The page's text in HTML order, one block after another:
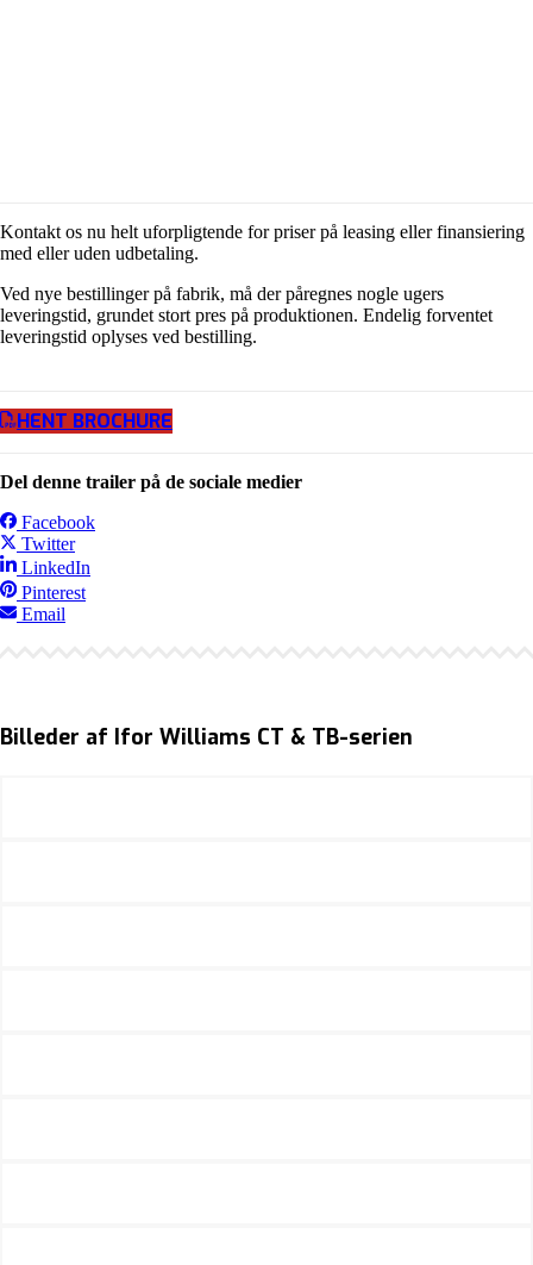
Kontakt os nu helt uforpligtende for priser på leasing eller finansiering
med eller uden udbetaling.
Ved nye bestillinger på fabrik, må der påregnes nogle ugers
leveringstid, grundet stort pres på produktionen. Endelig forventet
leveringstid oplyses ved bestilling.
HENT BROCHURE
Del denne trailer på de sociale medier
Facebook
Twitter
LinkedIn
Pinterest
Email
Billeder af Ifor Williams CT & TB-serien